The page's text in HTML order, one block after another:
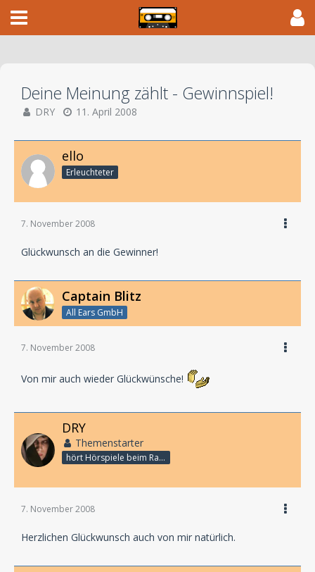
Deine Meinung zählt - Gewinnspiel!
DRY 11. April 2008
ello
Erleuchteter
7. November 2008
Glückwunsch an die Gewinner!
Captain Blitz
All Ears GmbH
7. November 2008
Von mir auch wieder Glückwünsche!
DRY
Themenstarter
hört Hörspiele beim Rasenmähen
7. November 2008
Herzlichen Glückwunsch auch von mir natürlich.